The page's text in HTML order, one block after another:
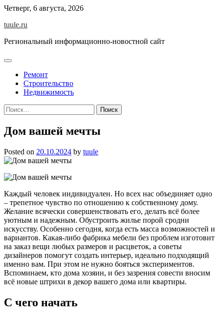
Skip
content
Четверг, 6 августа, 2026
tuule.ru
Региональный информационно-новостной сайт
Ремонт
Строительство
Недвижимость
Найти:
Дом вашей мечты
Posted on 20.10.2024 by tuule
Каждый человек индивидуален. Но всех нас объединяет одно
– трепетное чувство по отношению к собственному дому.
Желание всячески совершенствовать его, делать всё более
уютным и надежным. Обустроить жилье порой сродни
искусству. Особенно сегодня, когда есть масса возможностей и
вариантов. Какая-либо фабрика мебели без проблем изготовит
на заказ вещи любых размеров и расцветок, а советы
дизайнеров помогут создать интерьер, идеально подходящий
именно вам. При этом не нужно бояться экспериментов.
Вспоминаем, кто дома хозяин, и без зазрения совести вносим
всё новые штрихи в декор вашего дома или квартиры.
С чего начать